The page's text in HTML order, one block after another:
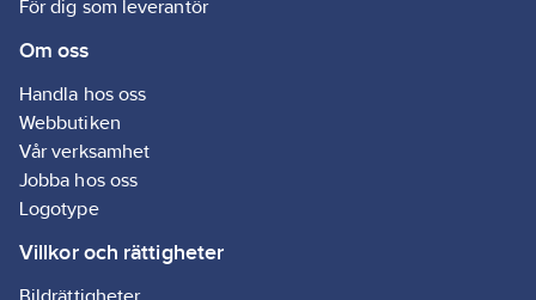
För dig som leverantör
Om oss
Handla hos oss
Webbutiken
Vår verksamhet
Jobba hos oss
Logotype
Villkor och rättigheter